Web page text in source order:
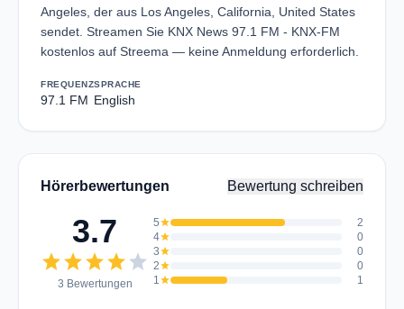
Angeles, der aus Los Angeles, California, United States
sendet. Streamen Sie KNX News 97.1 FM - KNX-FM
kostenlos auf Streema — keine Anmeldung erforderlich.
FREQUENZ
97.1 FM
SPRACHE
English
Hörerbewertungen Bewertung schreiben
3.7
starstarstarstarstar
3 Bewertungen
5star
2
4star
0
3star
0
2star
0
1star 1